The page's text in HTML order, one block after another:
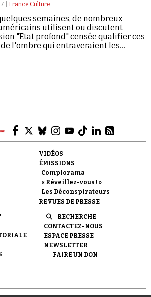
de presse
Faire un don
Demander à Vera
| France Culture
semaines, de nombreux
utilisent ou discutent
"Etat profond" censée qualifier ces
l'ombre qui entraveraient les
VIDÉOS
ÉMISSIONS
Complorama
« Réveillez-vous ! »
Les Déconspirateurs
REVUES DE PRESSE
RECHERCHE
CONTACTEZ-NOUS
ESPACE PRESSE
NEWSLETTER
FAIRE UN DON